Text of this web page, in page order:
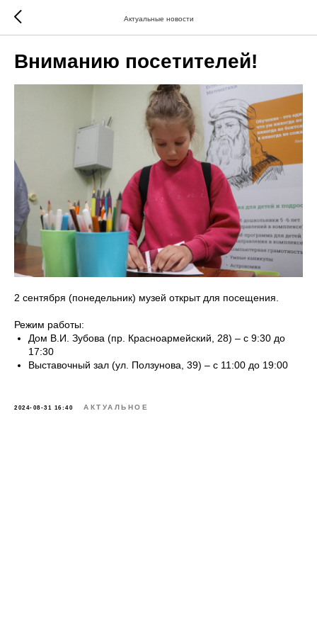
Актуальные новости
Вниманию посетителей!
2 сентября (понедельник) музей открыт для посещения.
Режим работы:
Дом В.И. Зубова (пр. Красноармейский, 28) – с 9:30 до
17:30
Выставочный зал (ул. Ползунова, 39) – с 11:00 до 19:00
2024-08-31 16:40 АКТУАЛЬНОЕ